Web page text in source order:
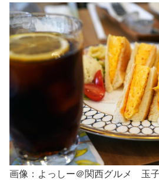
画像：よっしー＠関西グルメ 玉